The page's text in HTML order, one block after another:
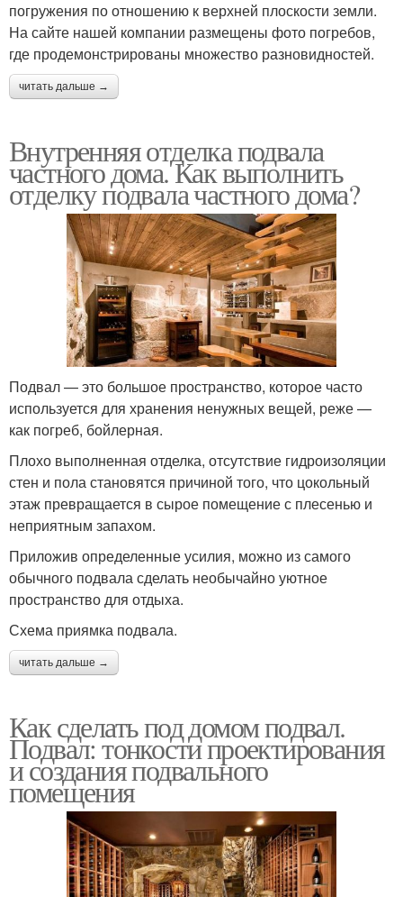
погружения по отношению к верхней плоскости земли.
На сайте нашей компании размещены фото погребов,
где продемонстрированы множество разновидностей.
читать дальше →
Внутренняя отделка подвала
частного дома. Как выполнить
отделку подвала частного дома?
Подвал — это большое пространство, которое часто
используется для хранения ненужных вещей, реже —
как погреб, бойлерная.
Плохо выполненная отделка, отсутствие гидроизоляции
стен и пола становятся причиной того, что цокольный
этаж превращается в сырое помещение с плесенью и
неприятным запахом.
Приложив определенные усилия, можно из самого
обычного подвала сделать необычайно уютное
пространство для отдыха.
Схема приямка подвала.
читать дальше →
Как сделать под домом подвал.
Подвал: тонкости проектирования
и создания подвального
помещения